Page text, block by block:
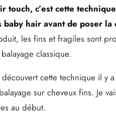
touch, c’est cette
baby hair avant de poser
les fins et fragiles sont
classique.
découvert cette technique il
sur cheveux fins. Je
au début.